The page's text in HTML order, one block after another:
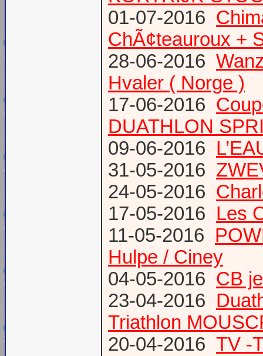
01-07-2016
ChÃ¢teauroux +
28-06-2016
Hvaler ( Norge )
17-06-2016
DUATHLON
09-06-2016
31-05-2016
24-05-2016
17-05-2016 Les
11-05-2016
Hulpe / Ciney
04-05-2016 CB
23-04-2016
Triathlon
20-04-2016 TV -